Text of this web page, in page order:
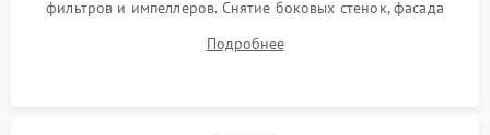
фильтров и импеллеров. Снятие боковых стенок, фасада
циркуляционному насосу, ТЭНу и сливной помпе.
Подробнее